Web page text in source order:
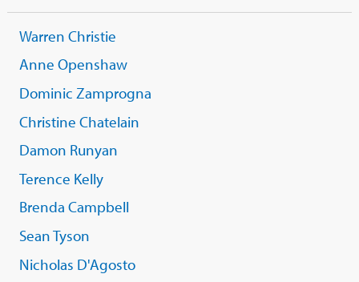
Warren Christie
Anne Openshaw
Dominic Zamprogna
Christine Chatelain
Damon Runyan
Terence Kelly
Brenda Campbell
Sean Tyson
Nicholas D'Agosto